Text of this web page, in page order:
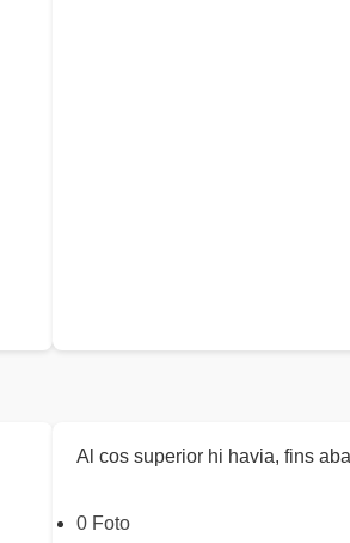
Al cos superior hi havia, fins
0 Foto